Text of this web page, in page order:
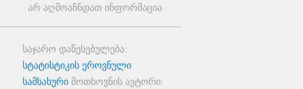
არ აღმოაჩნდათ ინფორმაცია
საჯარო დაწესებულება:
სტატისტიკის ეროვნული
სამსახურიმოთხოვნის ავტორი: